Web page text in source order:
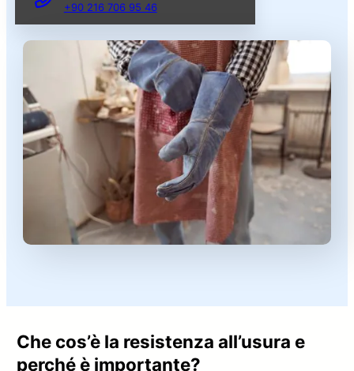
+90 216 706 95 46
Che cos’è la resistenza all’usura e
perché è importante?